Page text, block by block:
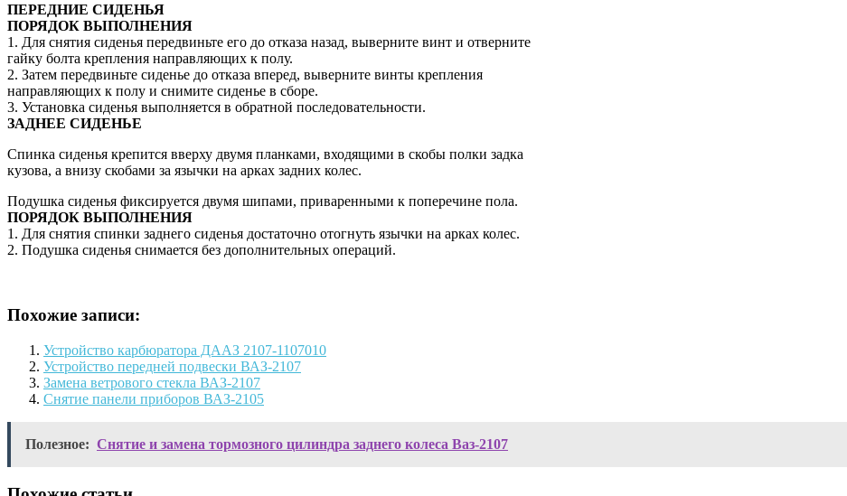
ПЕРЕДНИЕ СИДЕНЬЯ
ПОРЯДОК ВЫПОЛНЕНИЯ
1. Для снятия сиденья передвиньте его до отказа назад, выверните винт и отверните
гайку болта крепления направляющих к полу.
2. Затем передвиньте сиденье до отказа вперед, выверните винты крепления
направляющих к полу и снимите сиденье в сборе.
3. Установка сиденья выполняется в обратной последовательности.
ЗАДНЕЕ СИДЕНЬЕ
Спинка сиденья крепится вверху двумя планками, входящими в скобы полки задка
кузова, а внизу скобами за язычки на арках задних колес.
Подушка сиденья фиксируется двумя шипами, приваренными к поперечине пола.
ПОРЯДОК ВЫПОЛНЕНИЯ
1. Для снятия спинки заднего сиденья достаточно отогнуть язычки на арках колес.
2. Подушка сиденья снимается без дополнительных операций.
Похожие записи:
Устройство карбюратора ДААЗ 2107-1107010
Устройство передней подвески ВАЗ-2107
Замена ветрового стекла ВАЗ-2107
Снятие панели приборов ВАЗ-2105
Полезное: Снятие и замена тормозного цилиндра заднего колеса Ваз-2107